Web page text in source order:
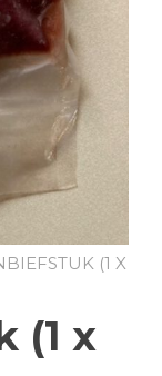
(1 X
(1 x